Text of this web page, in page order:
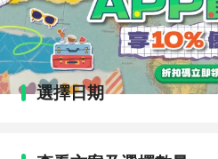
選擇日期